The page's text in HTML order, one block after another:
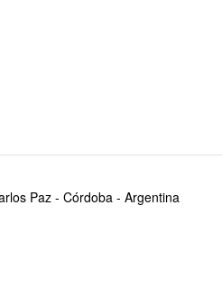
Paz - Córdoba - Argentina